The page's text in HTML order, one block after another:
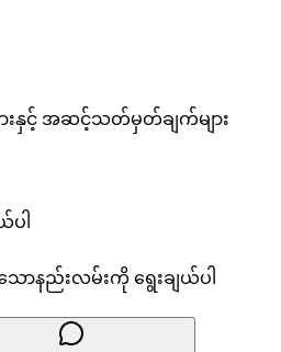
းနှင့် အဆင့်သတ်မှတ်ချက်များ
ါ
ည်းလမ်းကို ရွေးချယ်ပါ